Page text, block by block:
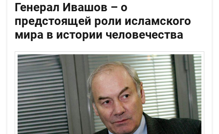
Генерал Ивашов – о
предстоящей роли исламского
мира в истории человечества